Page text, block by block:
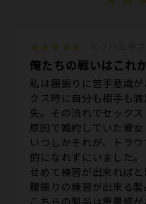
俺たちの戦いはこれ
私は腰振りに苦手意識
クス時に自分も相手も
失。その流れでセック
原因で婚約していた彼女
いつしかそれが、トラ
的になれずにいました。
せめて練習が出来れば
腰振りの練習が出来る製